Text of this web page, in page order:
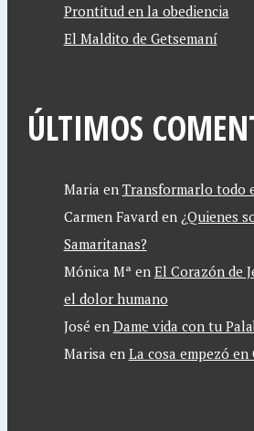
Prontitud en la obediencia
El Maldito de Getsemaní
ÚLTIMOS
Maria en Transformarlo todo
Carmen Favarden ¿Quienes
Samaritanas?
Mónica Mª en El Corazón de
el dolor humano
José en Dame vida con tu
Marisa en La cosa empezó en